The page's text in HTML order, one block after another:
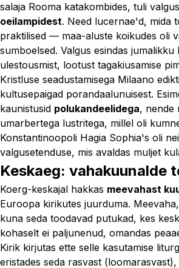
salaja Rooma katakombides, tuli valgus
oeilampidest. Need lucernae'd, mida
praktilised — maa-aluste koikudes oli
sumboelsed. Valgus esindas
ulestousmist, lootust tagakiusamise
Kristluse seadustamisega Milaano
kultusepaigad porandaalunuisest.
kaunistusid polukandeelidega, nende
umarbertega lustritega, millel oli
Konstantinoopoli Hagia Sophia's oli
valgusetenduse, mis avaldas muljet
Keskaeg: vahakuunalde
Koerg-keskajal hakkas meevahast
Euroopa kirikutes juurduma.
kuna seda toodavad putukad, kes
kohaselt ei paljunenud, omandas
Kirik kirjutas ette selle kasutamise
eristades seda rasvast (loomarasvast),